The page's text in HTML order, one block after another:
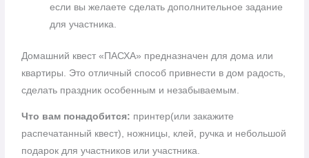
если вы желаете сделать дополнительное задание
для участника.
Домашний квест «ПАСХА» предназначен для дома или
квартиры. Это отличный способ привнести в дом радость,
сделать праздник особенным и незабываемым.
Что вам понадобится: принтер(или закажите
распечатанный квест), ножницы, клей, ручка и небольшой
подарок для участников или участника.